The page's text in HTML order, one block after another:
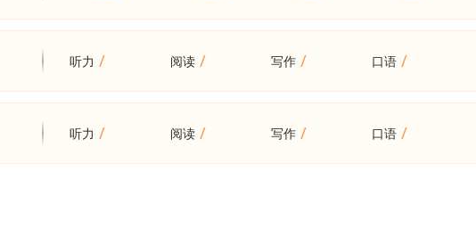
听力 / 阅读 / 写作 / 口语 /
听力 / 阅读 / 写作 / 口语 /